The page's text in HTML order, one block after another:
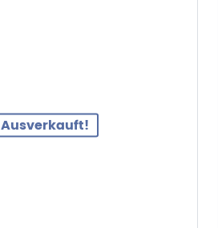
Ausverkauft!